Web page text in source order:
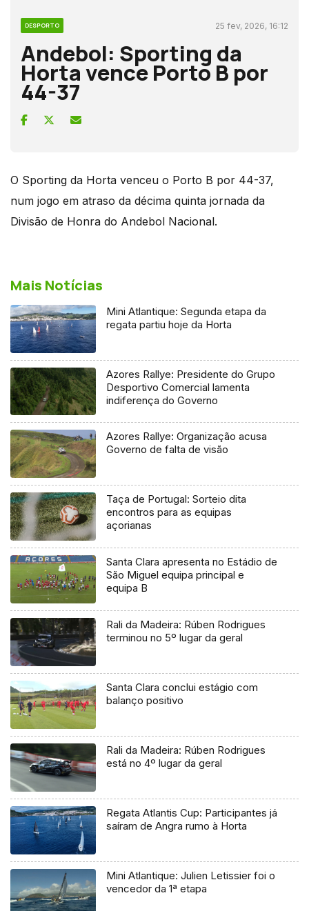
DESPORTO 25 fev, 2026, 16:12
Andebol: Sporting da
Horta vence Porto B por
44-37
O Sporting da Horta venceu o Porto B por 44-37,
num jogo em atraso da décima quinta jornada da
Divisão de Honra do Andebol Nacional.
Mais Notícias
Mini Atlantique: Segunda etapa da
regata partiu hoje da Horta
Azores Rallye: Presidente do Grupo
Desportivo Comercial lamenta
indiferença do Governo
Azores Rallye: Organização acusa
Governo de falta de visão
Taça de Portugal: Sorteio dita
encontros para as equipas
açorianas
Santa Clara apresenta no Estádio de
São Miguel equipa principal e
equipa B
Rali da Madeira: Rúben Rodrigues
terminou no 5º lugar da geral
Santa Clara conclui estágio com
balanço positivo
Rali da Madeira: Rúben Rodrigues
está no 4º lugar da geral
Regata Atlantis Cup: Participantes já
saíram de Angra rumo à Horta
Mini Atlantique: Julien Letissier foi o
vencedor da 1ª etapa